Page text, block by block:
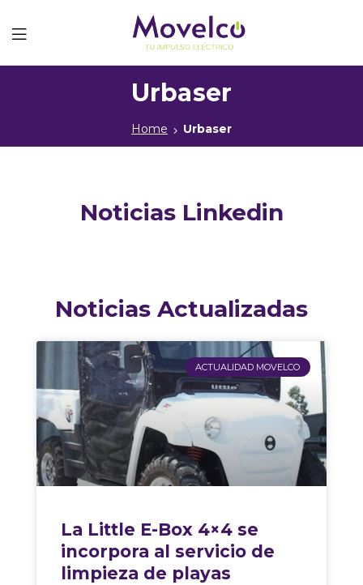
Movelco
Urbaser
Home Urbaser
Noticias Linkedin
Noticias Actualizadas
ACTUALIDAD MOVELCO
La Little E-Box 4×4 se
incorpora al servicio de
limpieza de playas